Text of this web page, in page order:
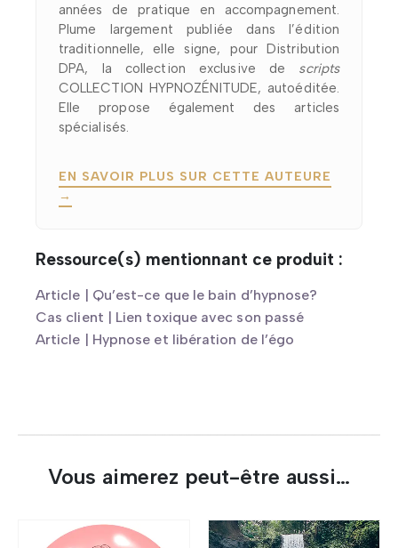
années de pratique en accompagnement.
Plume largement publiée dans l’édition
traditionnelle, elle signe, pour Distribution
DPA, la collection exclusive de scripts
COLLECTION HYPNOZÉNITUDE, autoéditée.
Elle propose également des articles
spécialisés.
EN SAVOIR PLUS SUR CETTE AUTEURE
→
Ressource(s) mentionnant ce produit :
Article | Qu’est-ce que le bain d’hypnose?
Cas client | Lien toxique avec son passé
Article | Hypnose et libération de l’égo
Vous aimerez peut-être aussi…